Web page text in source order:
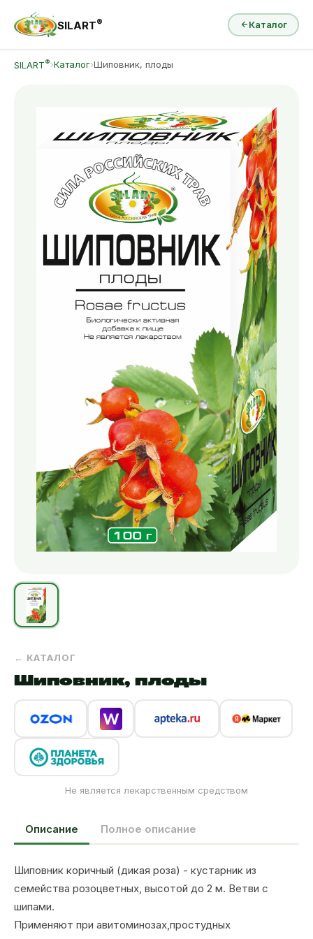
SILART® Каталог
SILART®›Каталог›Шиповник, плоды
← КАТАЛОГ
Шиповник, плоды
Не является лекарственным средством
Описание Полное описание
Шиповник коричный (дикая роза) - кустарник из
семейства розоцветных, высотой до 2 м. Ветви с
шипами.
Применяют при авитоминозах,простудных